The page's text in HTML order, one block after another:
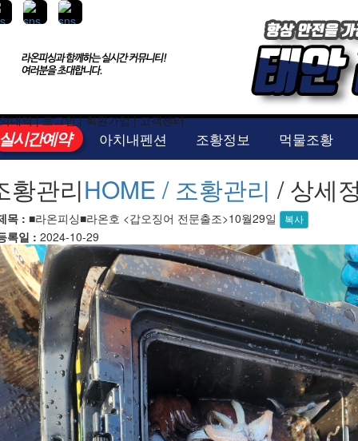
내역|로그인|회원가입|고객센터
시간예약 아치내펜션 조황정보 먹물조황
황관리HOME / 조황관리 / 상세
목 : ■라온피싱■라온호 <갑오징어 전문출조>10월29일 복사
록일 : 2024-10-29